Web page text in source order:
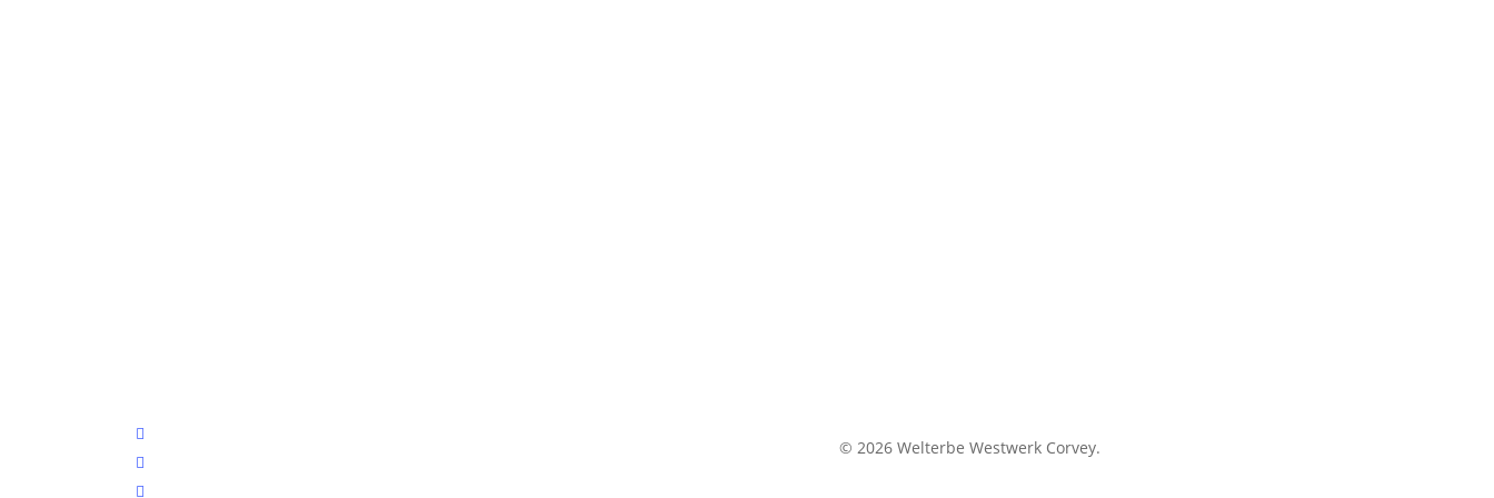
facebook
youtube
instagram
© 2026 Welterbe Westwerk Corvey.